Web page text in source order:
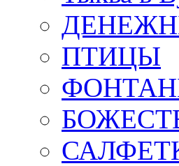
ПТИЦЫ